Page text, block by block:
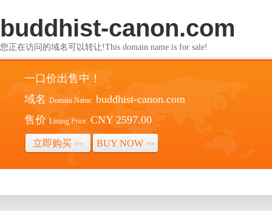
buddhist-canon.com
您正在访问的域名可以转让!This domain name is for sale!
一口价出售中！
域名 Domain Name: buddhist-canon.com
售价 Listing Price: CNY 2597.00
立即购买 >> BUY NOW >>